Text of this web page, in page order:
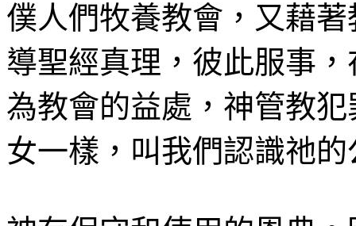
僕人們牧養教會，又藉
導聖經真理，彼此服事
為教會的益處，神管教
女一樣，叫我們認識祂